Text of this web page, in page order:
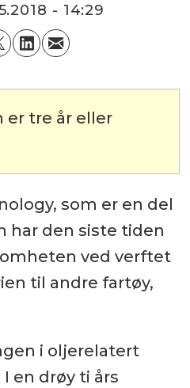
- 14:29
er tre år eller
som er en del
har den siste tiden
ved verftet
til andre fartøy,
i oljerelatert
en drøy ti års